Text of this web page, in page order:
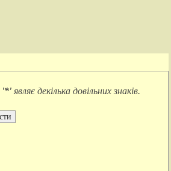
'*' являє декілька довільних знаків.